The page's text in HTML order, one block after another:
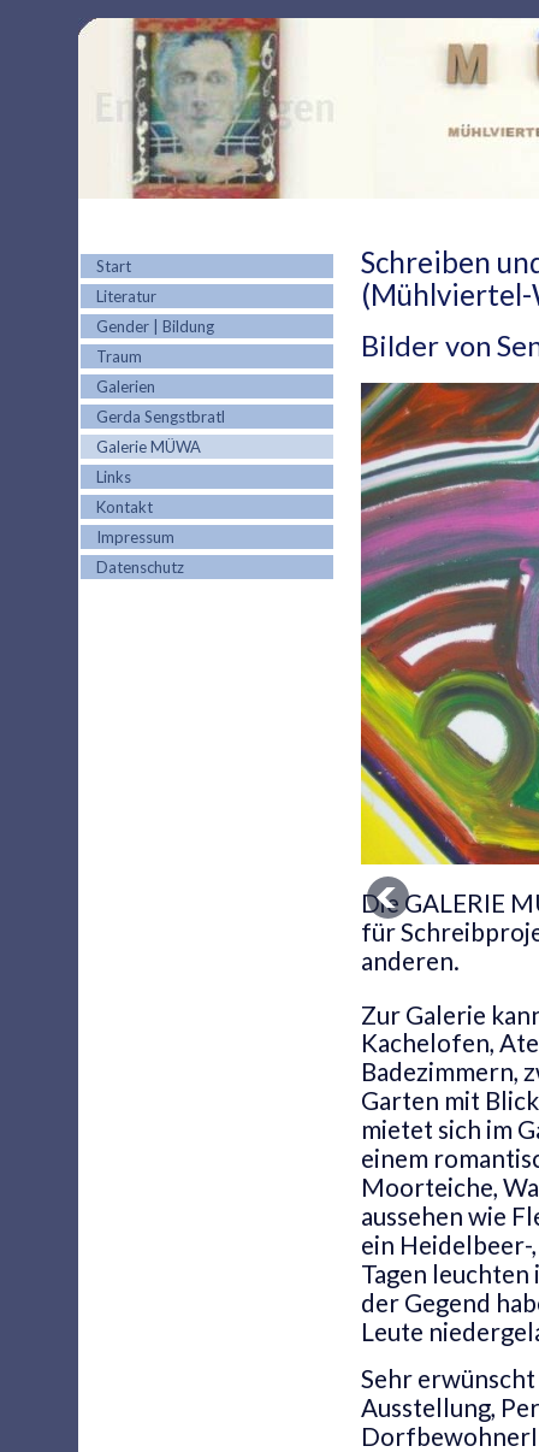
Start
Literatur
Gender | Bildung
Traum
Galerien
Gerda Sengstbratl
Galerie MÜWA
Links
Kontakt
Impressum
Datenschutz
Schreiben
Bilder von
Die GALERIE
für
anderen.
Zur Galerie
Kachelofen,
Badezimmern,
Garten mit
mietet sich im
einem
Moorteiche,
aussehen wie
ein
Tagen
der Gegend
Leute
Sehr
Ausstellung,